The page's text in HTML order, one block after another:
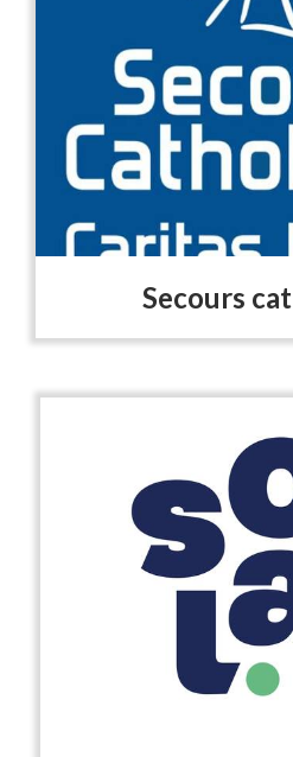
Secours